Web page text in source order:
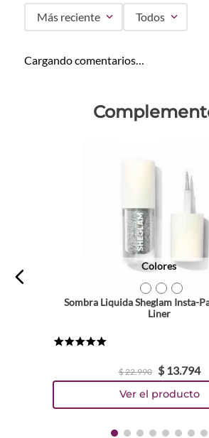
Dirección de email
Escribe un comentario
ENVIAR COMENTARIO
Más reciente Todos
Cargando comentarios…
Colores
Sombra Liquida Sheglam Insta-
Liner
$22.990 $ 13.794